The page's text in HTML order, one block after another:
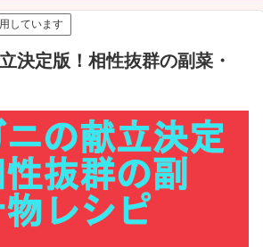
しています
決定版！相性抜群の副菜・